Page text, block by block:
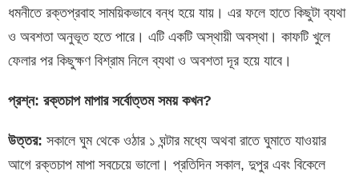
ধমনীতে রক্ত​প্রবাহ সাময়িকভাবে বন্ধ হয়ে যায়। এর ফলে হাতে কিছুটা ব্যথা
ও অবশতা অনুভূত হতে পারে। এটি একটি অস্থায়ী অবস্থা। কাফটি খুলে
ফেলার পর কিছুক্ষণ বিশ্রাম নিলে ব্যথা ও অবশতা দূর হয়ে যাবে।
প্রশ্ন: রক্তচাপ মাপার সর্বোত্তম সময় কখন?
উত্তর: সকালে ঘুম থেকে ওঠার ১ ঘন্টার মধ্যে অথবা রাতে ঘুমাতে যাওয়ার
আগে রক্তচাপ মাপা সবচেয়ে ভালো। প্রতিদিন সকাল, দুপুর এবং বিকেলে